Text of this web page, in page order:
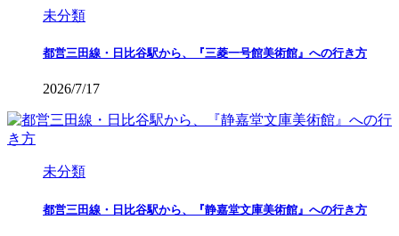
未分類
都営三田線・日比谷駅から、『三菱一号館美術館』への行き方
2026/7/17
未分類
都営三田線・日比谷駅から、『静嘉堂文庫美術館』への行き方